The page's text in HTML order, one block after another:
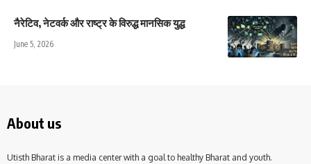
नैरेटिव, नेटवर्क और राष्ट्र के विरुद्ध मानसिक युद्ध
June 5, 2026
About us
Utisth Bharat is a media center with a goal to healthy Bharat and youth.